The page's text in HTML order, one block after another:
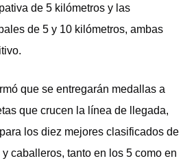
de 5 kilómetros y las
de 5 y 10 kilómetros, ambas
que se entregarán medallas a
que crucen la línea de llegada,
los diez mejores clasificados de
caballeros, tanto en los 5 como en